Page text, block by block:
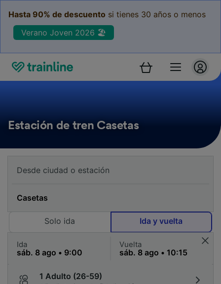
Hasta 90% de descuento si tienes 30 años o menos
Verano Joven 2026 🏖️
Estación de tren Casetas
Solo ida Ida y vuelta
Ida Vuelta
1 Adulto (26-59)